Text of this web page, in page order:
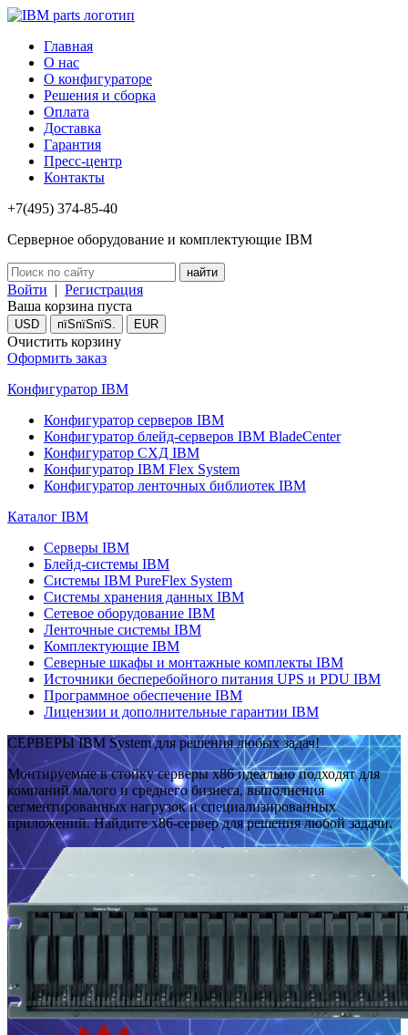
Главная
О нас
О конфигураторе
Решения и сборка
Оплата
Доставка
Гарантия
Пресс-центр
Контакты
+7(495) 374-85-40
Серверное оборудование и комплектующие IBM
Войти | Регистрация
Ваша корзина пуста
USD пїЅпїЅпїЅ. EUR
Очистить корзину
Оформить заказ
Конфигуратор IBM
Конфигуратор серверов IBM
Конфигуратор блейд-серверов IBM BladeCenter
Конфигуратор СХД IBM
Конфигуратор IBM Flex System
Конфигуратор ленточных библиотек IBM
Каталог IBM
Серверы IBM
Блейд-системы IBM
Системы IBM PureFlex System
Системы хранения данных IBM
Сетевое оборудование IBM
Ленточные системы IBM
Комплектующие IBM
Северные шкафы и монтажные комплекты IBM
Источники бесперебойного питания UPS и PDU IBM
Программное обеспечение IBM
Лицензии и дополнительные гарантии IBM
СЕРВЕРЫ IBM System для решения любых задач!
Монтируемые в стойку серверы x86 идеально подходят для
компаний малого и среднего бизнеса, выполнения
сегментированных нагрузок и специализированных
приложений. Найдите x86-сервер для решения любой задачи.